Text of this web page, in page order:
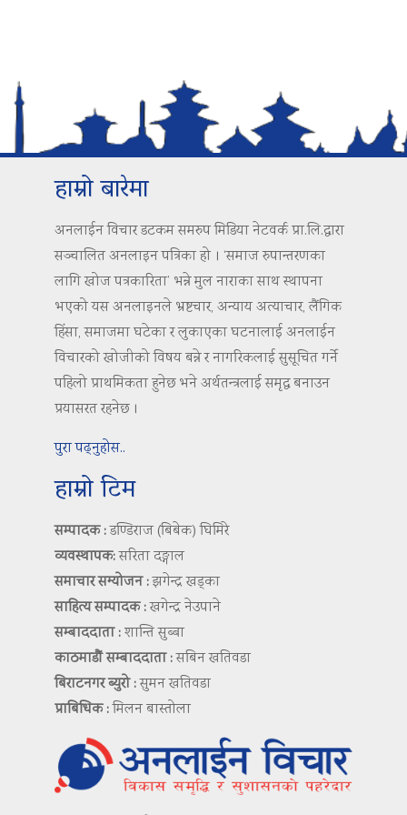
हाम्रो बारेमा
अनलाईन विचार डटकम समरुप मिडिया नेटवर्क प्रा.लि.द्वारा
सञ्चालित अनलाइन पत्रिका हो । ‘समाज रुपान्तरणका
लागि खोज पत्रकारिता’ भन्ने मुल नाराका साथ स्थापना
भएको यस अनलाइनले भ्रष्टचार, अन्याय अत्याचार, लैंगिक
हिंसा, समाजमा घटेका र लुकाएका घटनालाई अनलाईन
विचारको खोजीको विषय बन्ने र नागरिकलाई सुसूचित गर्ने
पहिलो प्राथमिकता हुनेछ भने अर्थतन्त्रलाई समृद्ध बनाउन
प्रयासरत रहनेछ ।
पुरा पढ्नुहोस..
हाम्रो टिम
सम्पादक :डण्डिराज (बिबेक) घिमिरे
व्यवस्थापक:सरिता दङ्गाल
समाचार सम्योजन :झगेन्द्र खड्का
साहित्य सम्पादक :खगेन्द्र नेउपाने
सम्बाददाता :शान्ति सुब्बा
काठमाडौं सम्बाददाता :सबिन खतिवडा
बिराटनगर ब्युरो :सुमन खतिवडा
प्राबिधिक :मिलन बास्तोला